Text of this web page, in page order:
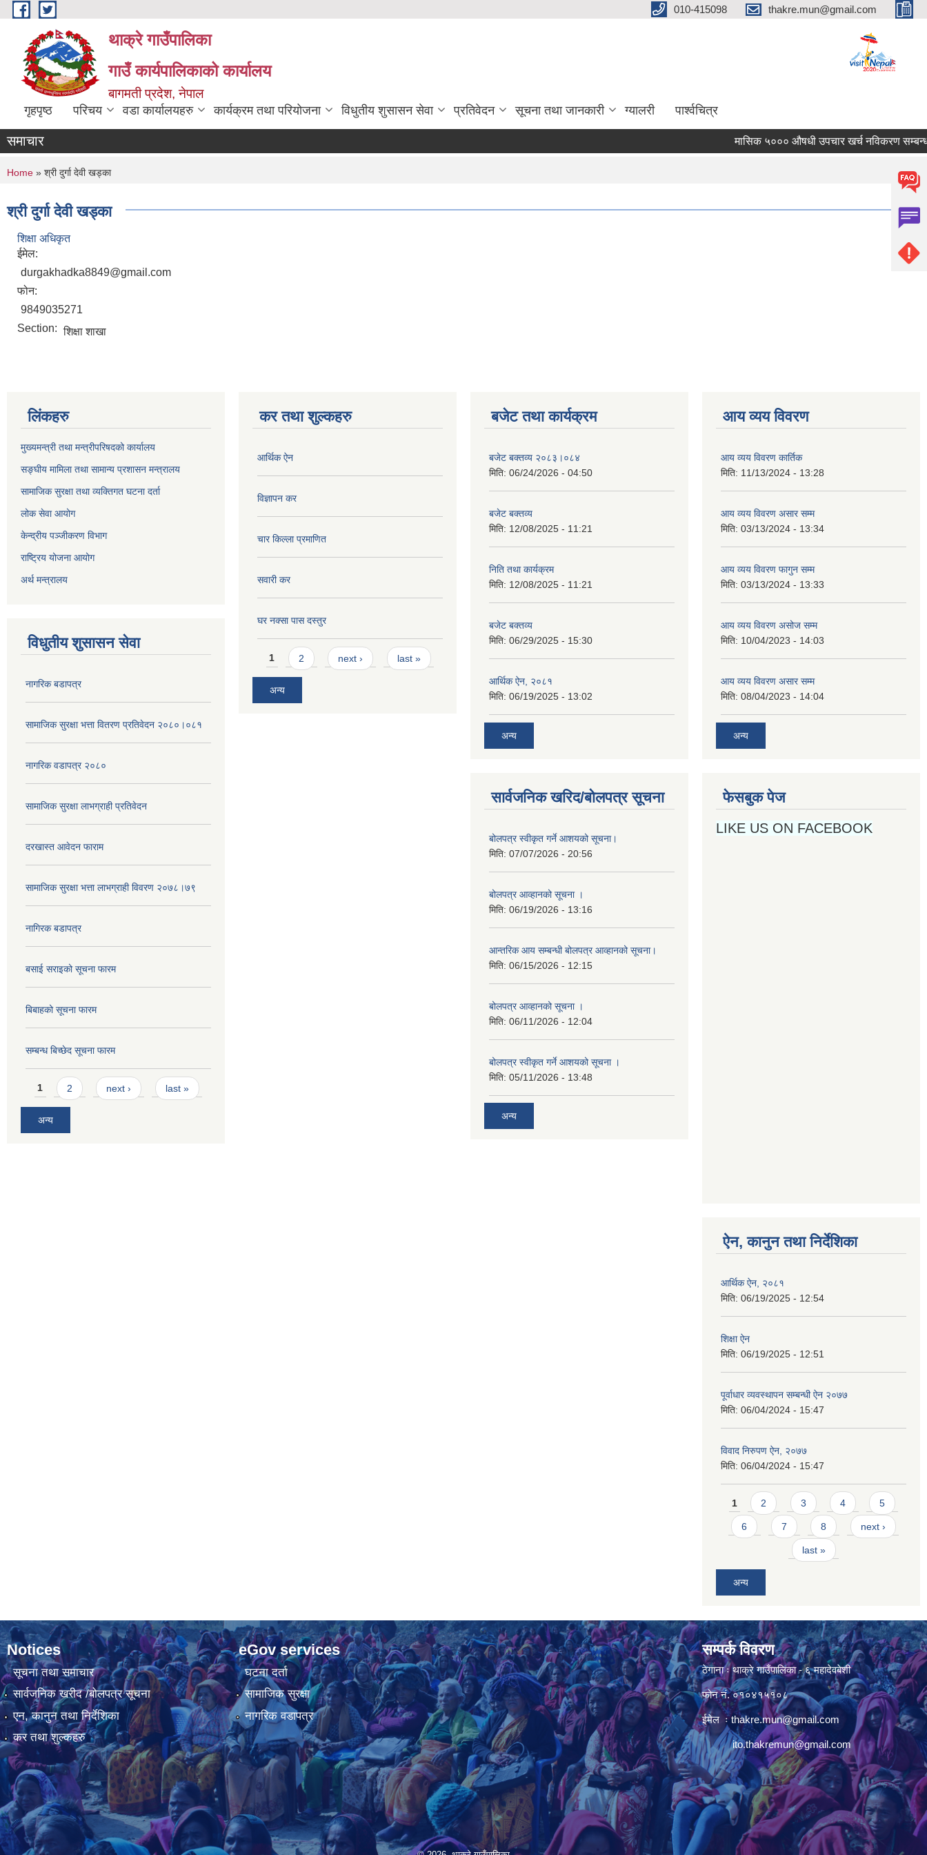
Skip to main content 010-415098 thakre.mun@gmail.com
थाक्रे गाउँपालिका
गाउँ कार्यपालिकाको कार्यालय
बागमती प्रदेश, नेपाल
गृहपृष्ठ परिचय वडा कार्यालयहरु कार्यक्रम तथा परियोजना विधुतीय शुसासन सेवा प्रतिवेदन सूचना तथा जानकारी ग्यालरी पार्श्वचित्र
समाचार मासिक ५००० औषधी उपचार खर्च नविकरण सम्बन्धमा ।
You are here
Home » श्री दुर्गा देवी खड्का
श्री दुर्गा देवी खड्का
शिक्षा अधिकृत
ईमेल:
durgakhadka8849@gmail.com
फोन:
9849035271
Section: शिक्षा शाखा
लिंकहरु
मुख्यमन्त्री तथा मन्त्रीपरिषदको कार्यालय
सङ्घीय मामिला तथा सामान्य प्रशासन मन्त्रालय
सामाजिक सुरक्षा तथा व्यक्तिगत घटना दर्ता
लोक सेवा आयोग
केन्द्रीय पञ्जीकरण विभाग
राष्ट्रिय योजना आयोग
अर्थ मन्त्रालय
विधुतीय शुसासन सेवा
नागरिक बडापत्र
सामाजिक सुरक्षा भत्ता वितरण प्रतिवेदन २०८०।०८१
नागरिक वडापत्र २०८०
सामाजिक सुरक्षा लाभग्राही प्रतिवेदन
दरखास्त आवेदन फाराम
सामाजिक सुरक्षा भत्ता लाभग्राही विवरण २०७८।७९
नागिरक बडापत्र
बसाई सराइको सूचना फारम
बिबाहको सूचना फारम
सम्बन्ध बिच्छेद सूचना फारम
Pages
1 2 next › last »
अन्य
कर तथा शुल्कहरु
आर्थिक ऐन
विज्ञापन कर
चार किल्ला प्रमाणित
सवारी कर
घर नक्सा पास दस्तुर
Pages
1 2 next › last »
अन्य
बजेट तथा कार्यक्रम
बजेट बक्तव्य २०८३।०८४
मिति: 06/24/2026 - 04:50
बजेट बक्तव्य
मिति: 12/08/2025 - 11:21
निति तथा कार्यक्रम
मिति: 12/08/2025 - 11:21
बजेट बक्तव्य
मिति: 06/29/2025 - 15:30
आर्थिक ऐन, २०८१
मिति: 06/19/2025 - 13:02
अन्य
सार्वजनिक खरिद/बोलपत्र सूचना
बोलपत्र स्वीकृत गर्ने आशयको सूचना।
मिति: 07/07/2026 - 20:56
बोलपत्र आव्हानको सूचना ।
मिति: 06/19/2026 - 13:16
आन्तरिक आय सम्बन्धी बोलपत्र आव्हानको सूचना।
मिति: 06/15/2026 - 12:15
बोलपत्र आव्हानको सूचना ।
मिति: 06/11/2026 - 12:04
बोलपत्र स्वीकृत गर्ने आशयको सूचना ।
मिति: 05/11/2026 - 13:48
अन्य
आय व्यय विवरण
आय व्यय विवरण कार्तिक
मिति: 11/13/2024 - 13:28
आय व्यय विवरण असार सम्म
मिति: 03/13/2024 - 13:34
आय व्यय विवरण फागुन सम्म
मिति: 03/13/2024 - 13:33
आय व्यय विवरण असोज सम्म
मिति: 10/04/2023 - 14:03
आय व्यय विवरण असार सम्म
मिति: 08/04/2023 - 14:04
अन्य
फेसबुक पेज
LIKE US ON FACEBOOK
ऐन, कानुन तथा निर्देशिका
आर्थिक ऐन, २०८१
मिति: 06/19/2025 - 12:54
शिक्षा ऐन
मिति: 06/19/2025 - 12:51
पूर्वाधार व्यवस्थापन सम्बन्धी ऐन २०७७
मिति: 06/04/2024 - 15:47
विवाद निरुपण ऐन, २०७७
मिति: 06/04/2024 - 15:47
Pages
1 2 3 4 5
6 7 8 next ›
last »
अन्य
Notices
सूचना तथा समाचार
सार्वजनिक खरीद /बोलपत्र सूचना
एन, कानुन तथा निर्देशिका
कर तथा शुल्कहरु
eGov services
घटना दर्ता
सामाजिक सुरक्षा
नागरिक वडापत्र
सम्पर्क विवरण
ठेगाना ः थाक्रे गाउँपालिका - ६ महादेवबेशी
फोन नं. ०१०४१५१०८
ईमेल ःthakre.mun@gmail.com
ito.thakremun@gmail.com